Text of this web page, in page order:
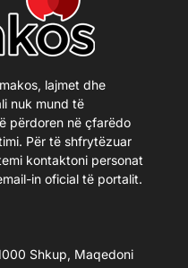
lajmet dhe
nuk mund të
përdoren në çfarëdo
Për të shfrytëzuar
kontaktoni personat
in oficial të portalit.
Shkup, Maqedoni